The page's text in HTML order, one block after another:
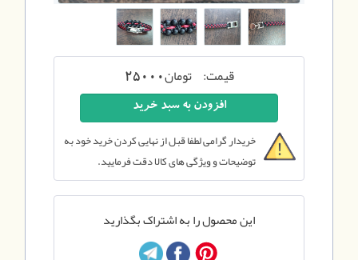
قیمت: تومان25000
خریدار گرامی لطفا قبل از نهایی کردن خرید خود به
توضیحات و ویژگی های کالا دقت فرمایید.
این محصول را به اشتراک بگذارید